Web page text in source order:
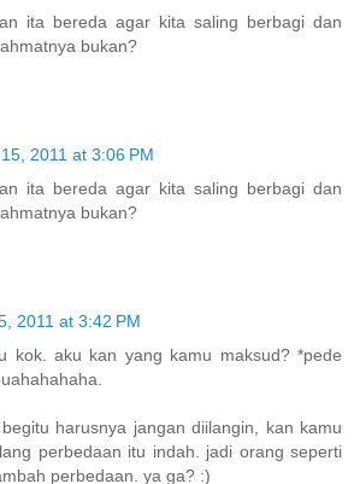
ita bereda agar kita saling berbagi dan
bukan?
2011 at 3:06 PM
ita bereda agar kita saling berbagi dan
bukan?
2011 at 3:42 PM
kok. aku kan yang kamu maksud? *pede
harusnya jangan diilangin, kan kamu
perbedaan itu indah. jadi orang seperti
perbedaan. ya ga? :)